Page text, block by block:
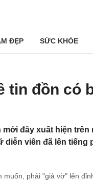
ĐẸP SỨC KHỎE
tin đồn có
đây xuất hiện trên
viên đã lên tiếng
phải "giả vờ" lên